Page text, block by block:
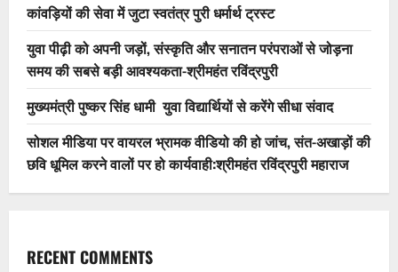
कांवड़ियों की सेवा में जुटा स्वतंत्र पुरी धर्मार्थ ट्रस्ट
युवा पीढ़ी को अपनी जड़ों, संस्कृति और सनातन परंपराओं से जोड़ना
समय की सबसे बड़ी आवश्यकता-श्रीमहंत रविंद्रपुरी
मुख्यमंत्री पुष्कर सिंह धामी युवा विद्यार्थियों से करेंगे सीधा संवाद
सोशल मीडिया पर वायरल भ्रामक वीडियो की हो जांच, संत-अखाड़ों की
छवि धूमिल करने वालों पर हो कार्यवाही:श्रीमहंत रविंद्रपुरी महाराज
RECENT COMMENTS